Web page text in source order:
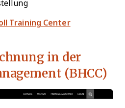
Training Center
in der
(BHCC)